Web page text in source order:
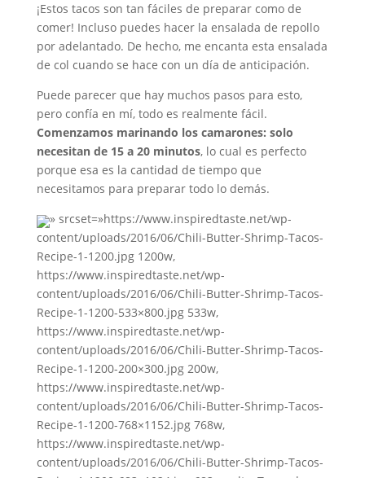
¡Estos tacos son tan fáciles de preparar como de
comer! Incluso puedes hacer la ensalada de repollo
por adelantado. De hecho, me encanta esta ensalada
de col cuando se hace con un día de anticipación.
Puede parecer que hay muchos pasos para esto,
pero confía en mí, todo es realmente fácil.
Comenzamos marinando los camarones: solo
necesitan de 15 a 20 minutos, lo cual es perfecto
porque esa es la cantidad de tiempo que
necesitamos para preparar todo lo demás.
» srcset=»https://www.inspiredtaste.net/wp-
content/uploads/2016/06/Chili-Butter-Shrimp-Tacos-
Recipe-1-1200.jpg 1200w,
https://www.inspiredtaste.net/wp-
content/uploads/2016/06/Chili-Butter-Shrimp-Tacos-
Recipe-1-1200-533×800.jpg 533w,
https://www.inspiredtaste.net/wp-
content/uploads/2016/06/Chili-Butter-Shrimp-Tacos-
Recipe-1-1200-200×300.jpg 200w,
https://www.inspiredtaste.net/wp-
content/uploads/2016/06/Chili-Butter-Shrimp-Tacos-
Recipe-1-1200-768×1152.jpg 768w,
https://www.inspiredtaste.net/wp-
content/uploads/2016/06/Chili-Butter-Shrimp-Tacos-